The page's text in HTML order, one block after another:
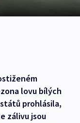
lovu bílých
prohlásila,
zálivu jsou